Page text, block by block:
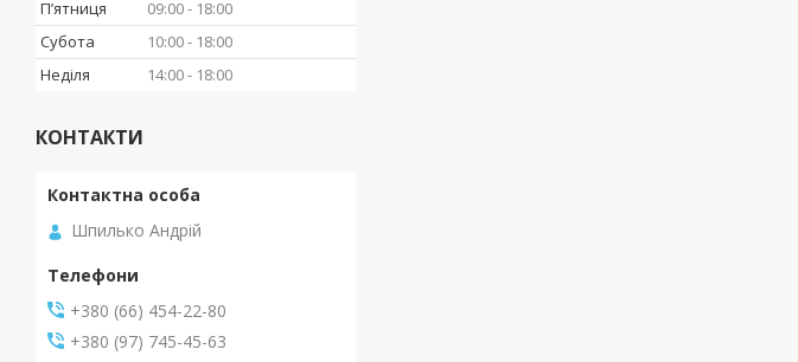
Пʼятниця
09:00
18:00
Субота
10:00
18:00
Неділя
14:00 18:00
КОНТАКТИ
Шпилько Андрій
+380 (66) 454-22-80
+380 (97) 745-45-63